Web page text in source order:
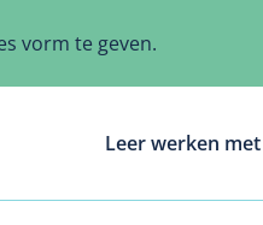
vorm te geven.
Leer werken